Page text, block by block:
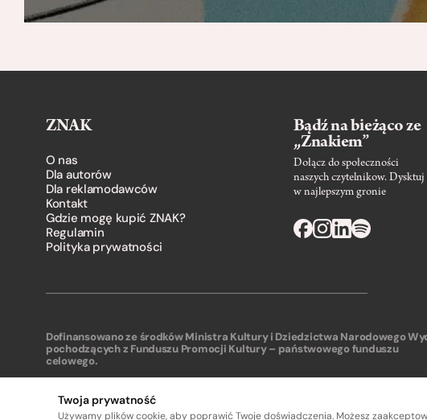
ZNAK
O nas
Dla autorów
Dla reklamodawców
Kontakt
Gdzie mogę kupić ZNAK?
Regulamin
Polityka prywatności
Bądź na bieżąco ze
„Znakiem”
Dołącz do społeczności
naszych czytelnikow. Dysktuj
w najlepszym gronie
Dofinansowano ze środków Ministra Kultury i Dziedzictwa Narodowego
pochodzących z Funduszu Promocji Kultury – państwowego funduszu
celowego.
Twoja prywatność
Używamy plików cookie, aby poprawić Twoje doświadczenia. Możesz